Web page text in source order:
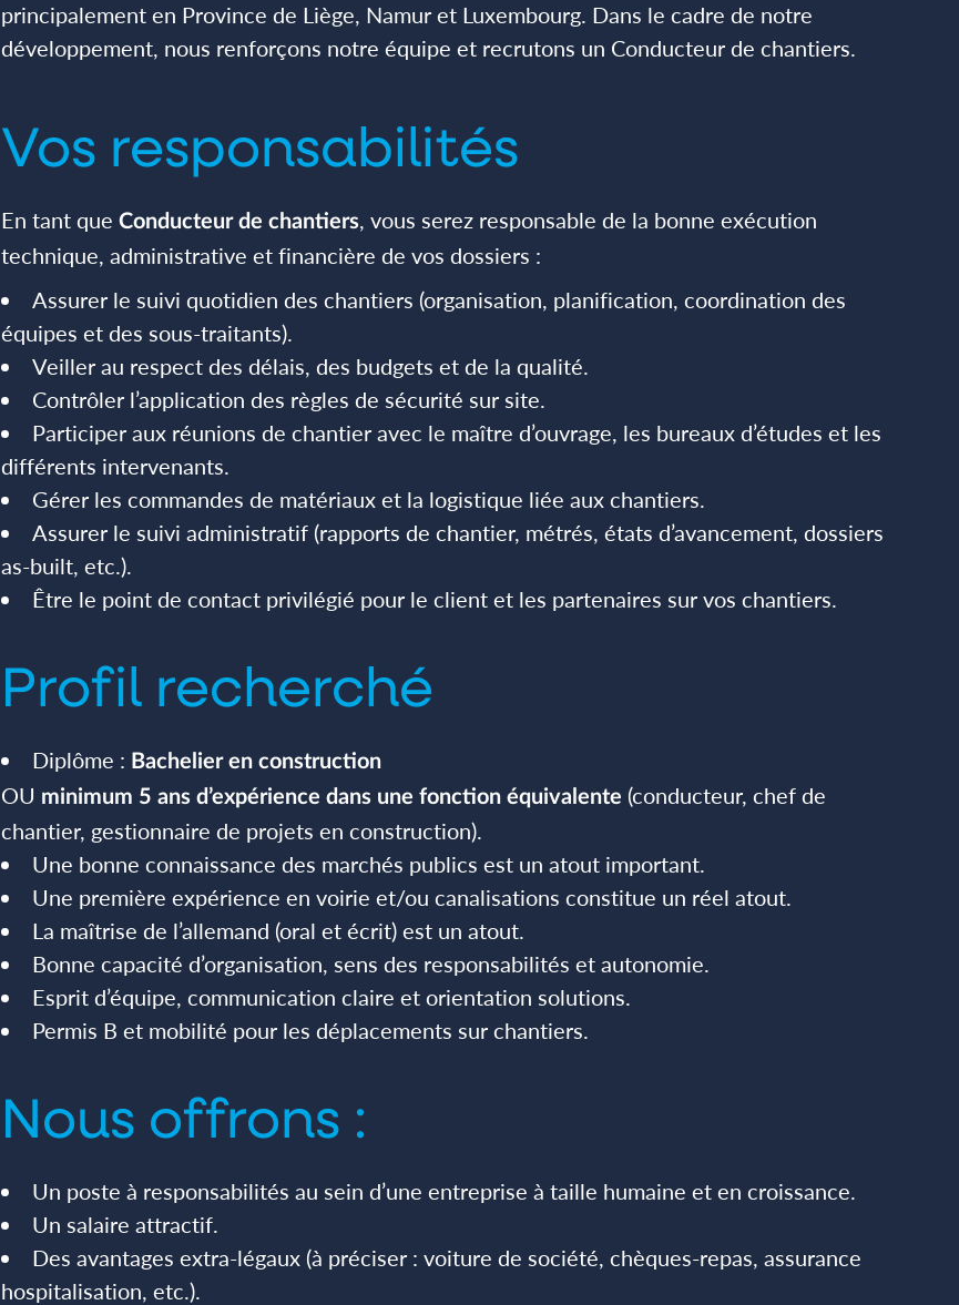
principalement en Province de Liège, Namur et Luxembourg. Dans le cadre de notre
développement, nous renforçons notre équipe et recrutons un Conducteur de chantiers.
Vos responsabilités
En tant que Conducteur de chantiers, vous serez responsable de la bonne exécution
technique, administrative et financière de vos dossiers :
Assurer le suivi quotidien des chantiers (organisation, planification, coordination des
équipes et des sous-traitants).
Veiller au respect des délais, des budgets et de la qualité.
Contrôler l’application des règles de sécurité sur site.
Participer aux réunions de chantier avec le maître d’ouvrage, les bureaux d’études et les
différents intervenants.
Gérer les commandes de matériaux et la logistique liée aux chantiers.
Assurer le suivi administratif (rapports de chantier, métrés, états d’avancement, dossiers
as-built, etc.).
Être le point de contact privilégié pour le client et les partenaires sur vos chantiers.
Profil recherché
Diplôme : Bachelier en construction
OU minimum 5 ans d’expérience dans une fonction équivalente (conducteur, chef de
chantier, gestionnaire de projets en construction).
Une bonne connaissance des marchés publics est un atout important.
Une première expérience en voirie et/ou canalisations constitue un réel atout.
La maîtrise de l’allemand (oral et écrit) est un atout.
Bonne capacité d’organisation, sens des responsabilités et autonomie.
Esprit d’équipe, communication claire et orientation solutions.
Permis B et mobilité pour les déplacements sur chantiers.
Nous offrons :
Un poste à responsabilités au sein d’une entreprise à taille humaine et en croissance.
Un salaire attractif.
Des avantages extra-légaux (à préciser : voiture de société, chèques-repas, assurance
hospitalisation, etc.).